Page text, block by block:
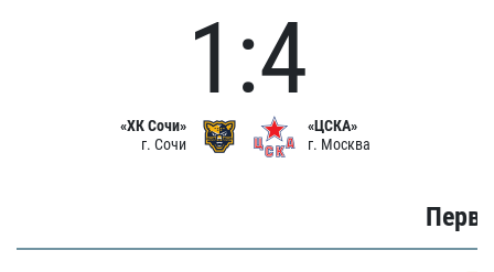
«ХК Сочи»
г. Сочи
1:4
«ЦСКА»
г. Москва